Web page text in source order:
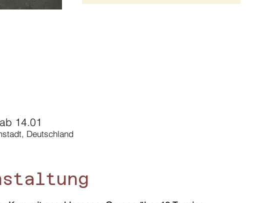
14.01
Deutschland